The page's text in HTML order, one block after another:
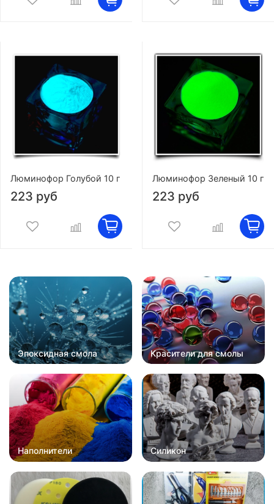
Люминофор Голубой 10 г
223 руб
Люминофор Зеленый 10 г
223 руб
Эпоксидная смола Красители для смолы
Наполнители Силикон